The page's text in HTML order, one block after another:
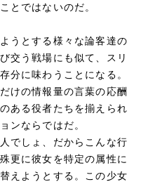
とではないのだ。
うとする様々な論客達の
交う戦場にも似て、スリ
分に味わうことになる。
けの情報量の言葉の応酬
ある役者たちを揃えられ
ンならではだ。
でしょ、だからこんな行
更に彼女を特定の属性に
えようとする。この少女